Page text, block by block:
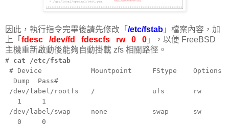
因此，執行指令完畢後請先修改「 /etc/fstab 」檔案內容，加
上「 fdesc /dev/fd fdescfs rw 0 0 」，以便 FreeBSD
主機重新啟動後能夠自動掛載 zfs 相關路徑。
# cat /etc/fstab
# Device Mountpoint FStype Options
Dump Pass#
/dev/label/rootfs / ufs rw
1 1
/dev/label/swap none swap sw
0 0